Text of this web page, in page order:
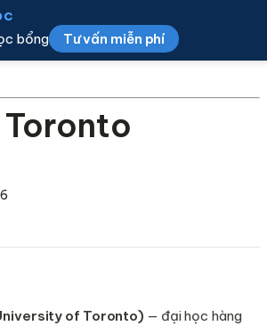
of Toronto) — đại học hàng
bổng Tư vấn miễn phí